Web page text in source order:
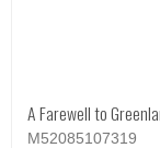
A Farewell to
M52085107319